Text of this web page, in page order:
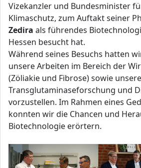
Vizekanzler und Bundesminister
Klimaschutz, zum Auftakt seiner
Zedira als führendes
Hessen besucht hat.
Während seines Besuchs hatten
unsere Arbeiten im Bereich der
(Zöliakie und Fibrose) sowie
Transglutaminaseforschung und
vorzustellen. Im Rahmen eines
konnten wir die Chancen und
Biotechnologie erörtern.